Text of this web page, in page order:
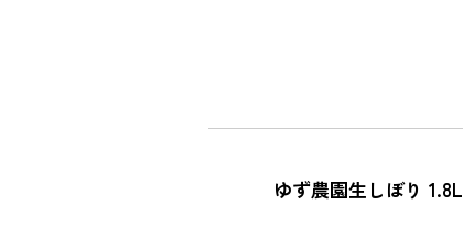
ゆず農園生しぼり 1.8L